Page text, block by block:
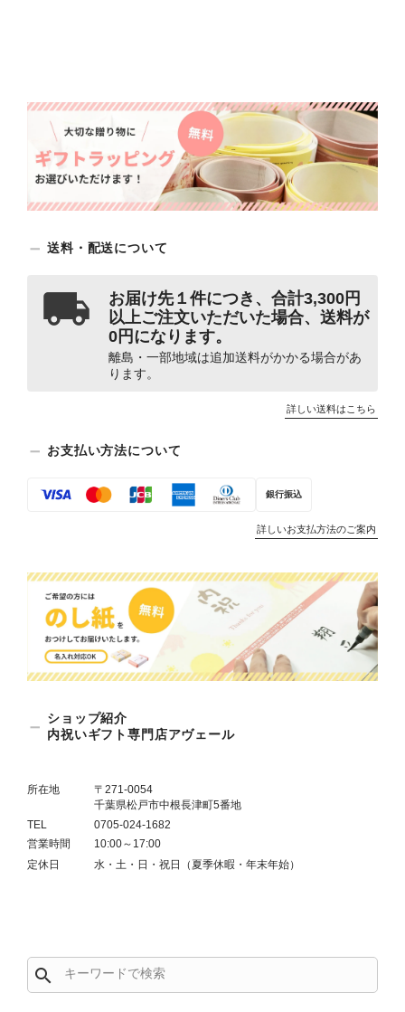
送料・配送について
お届け先１件につき、合計3,300円
以上ご注文いただいた場合、送料が
0円になります。
離島・一部地域は追加送料がかかる場合があ
ります。
詳しい送料はこちら
お支払い方法について
銀行振込
詳しいお支払方法のご案内
ショップ紹介
内祝いギフト専門店アヴェール
所在地
〒271-0054
千葉県松戸市中根長津町5番地
TEL
0705-024-1682
営業時間
10:00～17:00
定休日
水・土・日・祝日（夏季休暇・年末年始）
search